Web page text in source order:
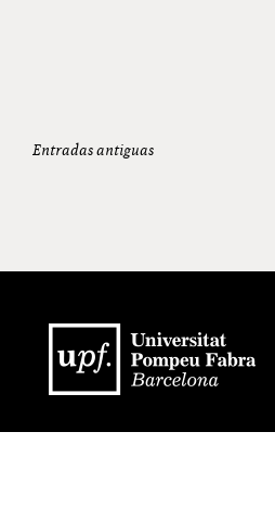
Navegación
Entradas antiguas